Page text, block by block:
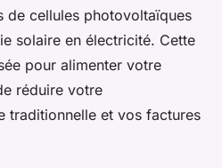
de cellules photovoltaïques
solaire en électricité. Cette
pour alimenter votre
réduire votre
traditionnelle et vos factures